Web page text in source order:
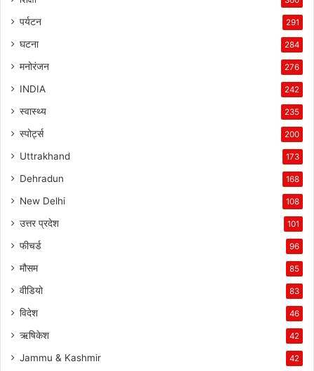
पर्यटन 291
घटना 284
मनोरंजन 276
INDIA 242
स्वास्थ्य 235
स्पोर्ट्स 200
Uttrakhand 173
Dehradun 168
New Delhi 108
उत्तर प्रदेश 101
फीचर्ड 96
मौसम 85
वीडियो 83
विदेश 46
ऋषिकेश 42
Jammu & Kashmir 42